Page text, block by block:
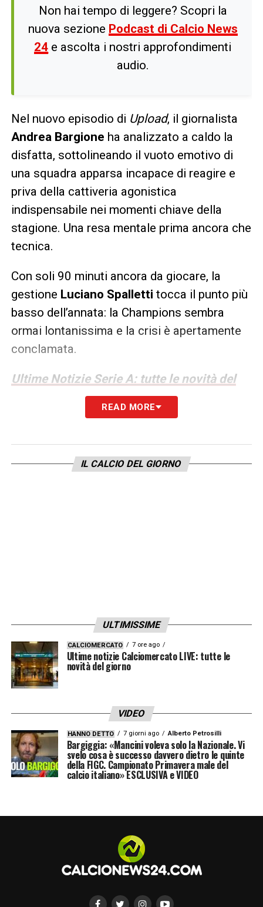
Non hai tempo di leggere? Scopri la
nuova sezione Podcast di Calcio News
24 e ascolta i nostri approfondimenti
audio.
Nel nuovo episodio di Upload, il giornalista
Andrea Bargione ha analizzato a caldo la
disfatta, sottolineando il vuoto emotivo di
una squadra apparsa incapace di reagire e
priva della cattiveria agonistica
indispensabile nei momenti chiave della
stagione. Una resa mentale prima ancora che
tecnica.
Con soli 90 minuti ancora da giocare, la
gestione Luciano Spalletti tocca il punto più
basso dell’annata: la Champions sembra
ormai lontanissima e la crisi è apertamente
conclamata.
Ultime Notizie Serie A: tutte le novità del
giorno sul massimo campionato italiano
READ MORE
IL CALCIO DEL GIORNO
ULTIMISSIME
CALCIOMERCATO 7 ore ago
Ultime notizie Calciomercato LIVE: tutte le
novità del giorno
VIDEO
HANNO DETTO 7 giorni ago Alberto Petrosilli
Bargiggia: «Mancini voleva solo la Nazionale. Vi
svelo cosa è successo davvero dietro le quinte
della FIGC. Campionato Primavera male del
calcio italiano» ESCLUSIVA e VIDEO